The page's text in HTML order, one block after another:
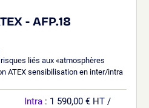
- AFP.18
liés aux «atmosphères
ATEX sensibilisation en inter/intra
Intra : 1 590,00 € HT /